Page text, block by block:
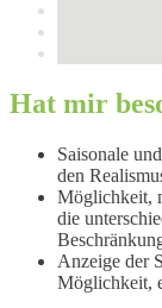
Hat mir
Saisonale
den
Möglichkeit,
die
Anzeige der
Möglichkeit,